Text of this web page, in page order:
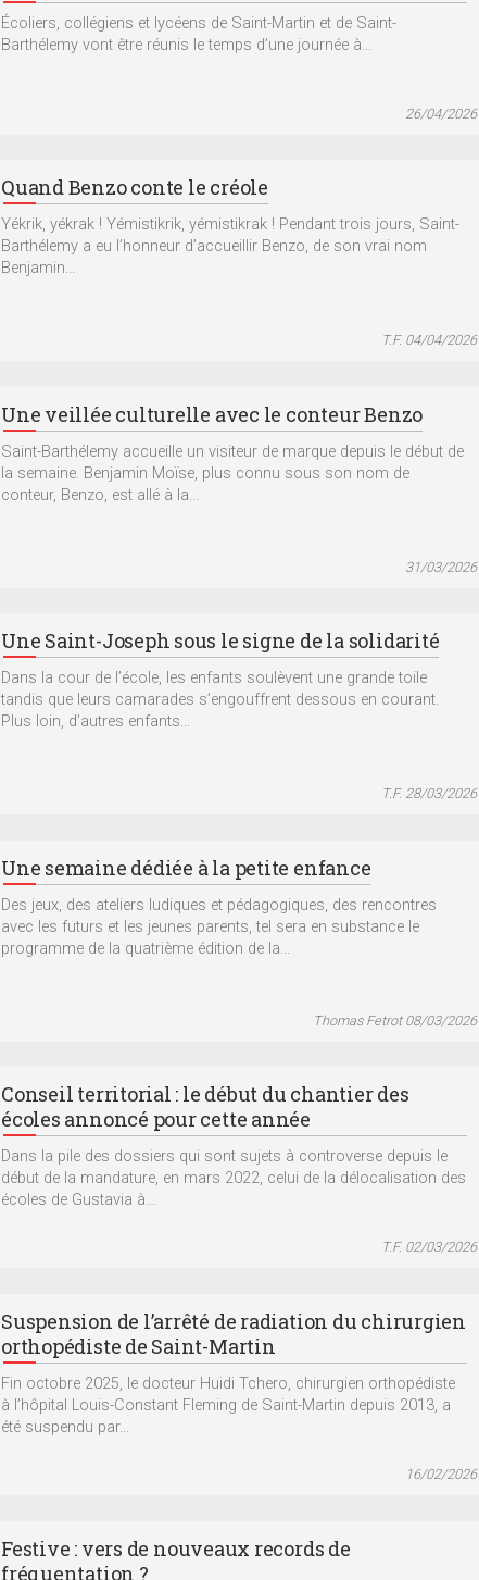
Écoliers, collégiens et lycéens de Saint-Martin et de Saint-
Barthélemy vont être réunis le temps d’une journée à...
26/04/2026
Quand Benzo conte le créole
Yékrik, yékrak ! Yémistikrik, yémistikrak ! Pendant trois jours, Saint-
Barthélemy a eu l’honneur d’accueillir Benzo, de son vrai nom
Benjamin...
T.F. 04/04/2026
Une veillée culturelle avec le conteur Benzo
Saint-Barthélemy accueille un visiteur de marque depuis le début de
la semaine. Benjamin Moïse, plus connu sous son nom de
conteur, Benzo, est allé à la...
31/03/2026
Une Saint-Joseph sous le signe de la solidarité
Dans la cour de l’école, les enfants soulèvent une grande toile
tandis que leurs camarades s’engouffrent dessous en courant.
Plus loin, d’autres enfants...
T.F. 28/03/2026
Une semaine dédiée à la petite enfance
Des jeux, des ateliers ludiques et pédagogiques, des rencontres
avec les futurs et les jeunes parents, tel sera en substance le
programme de la quatrième édition de la...
Thomas Fetrot 08/03/2026
Conseil territorial : le début du chantier des
écoles annoncé pour cette année
Dans la pile des dossiers qui sont sujets à controverse depuis le
début de la mandature, en mars 2022, celui de la délocalisation des
écoles de Gustavia à...
T.F. 02/03/2026
Suspension de l’arrêté de radiation du chirurgien
orthopédiste de Saint-Martin
Fin octobre 2025, le docteur Huidi Tchero, chirurgien orthopédiste
à l’hôpital Louis-Constant Fleming de Saint-Martin depuis 2013, a
été suspendu par...
16/02/2026
Festive : vers de nouveaux records de
fréquentation ?